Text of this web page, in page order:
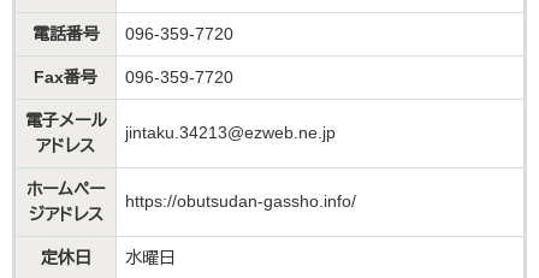
電話番号 096-359-7720
Fax番号 096-359-7720
電子メール
アドレス
jintaku.34213@ezweb.ne.jp
ホームペー
ジアドレス
https://obutsudan-gassho.info/
定休日 水曜日